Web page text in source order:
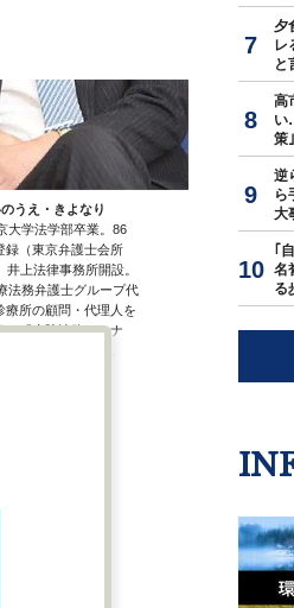
うえ・きよなり
大学法学部卒業。86
録（東京弁護士会所
井上法律事務所開設。
法務弁護士グループ代
療所の顧問・代理人を
に『病院法務セミナ
夕
レ
と
高
い
策
逆
ら
大
｢
名
る